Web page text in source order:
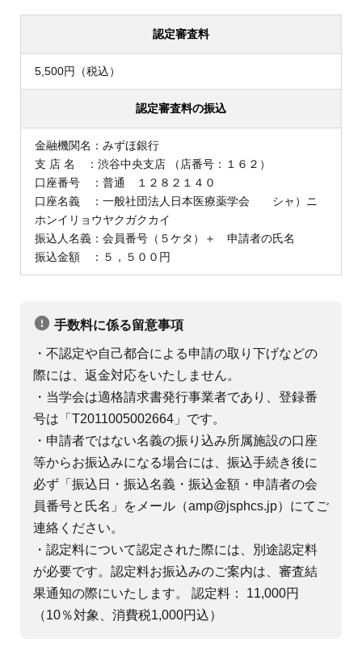
認定審査料
5,500円（税込）
認定審査料の振込
金融機関名：みずほ銀行
支 店 名 ：渋谷中央支店 （店番号：１６２）
口座番号 ：普通 １２８２１４０
口座名義 ：一般社団法人日本医療薬学会 シャ）ニ
ホンイリョウヤクガクカイ
振込人名義：会員番号（５ケタ）＋ 申請者の氏名
振込金額 ：５，５００円
手数料に係る留意事項
・不認定や自己都合による申請の取り下げなどの
際には、返金対応をいたしません。
・当学会は適格請求書発行事業者であり、登録番
号は「T2011005002664」です。
・申請者ではない名義の振り込み所属施設の口座
等からお振込みになる場合には、振込手続き後に
必ず「振込日・振込名義・振込金額・申請者の会
員番号と氏名」をメール（amp@jsphcs.jp）にてご
連絡ください。
・認定料について認定された際には、別途認定料
が必要です。認定料お振込みのご案内は、審査結
果通知の際にいたします。 認定料： 11,000円
（10％対象、消費税1,000円込）